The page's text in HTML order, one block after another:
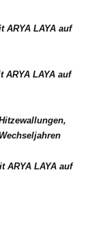
ARYA LAYA auf
LAYA auf
ARYA LAYA auf